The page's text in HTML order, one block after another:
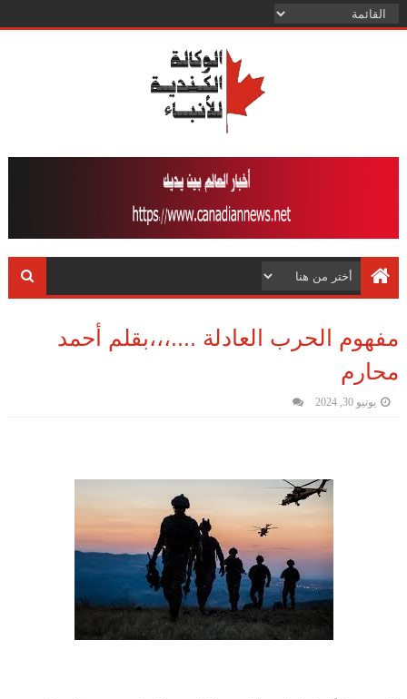
مفهوم الحرب العادلة ....،،،بقلم أحمد
محارم
يونيو 30, 2024